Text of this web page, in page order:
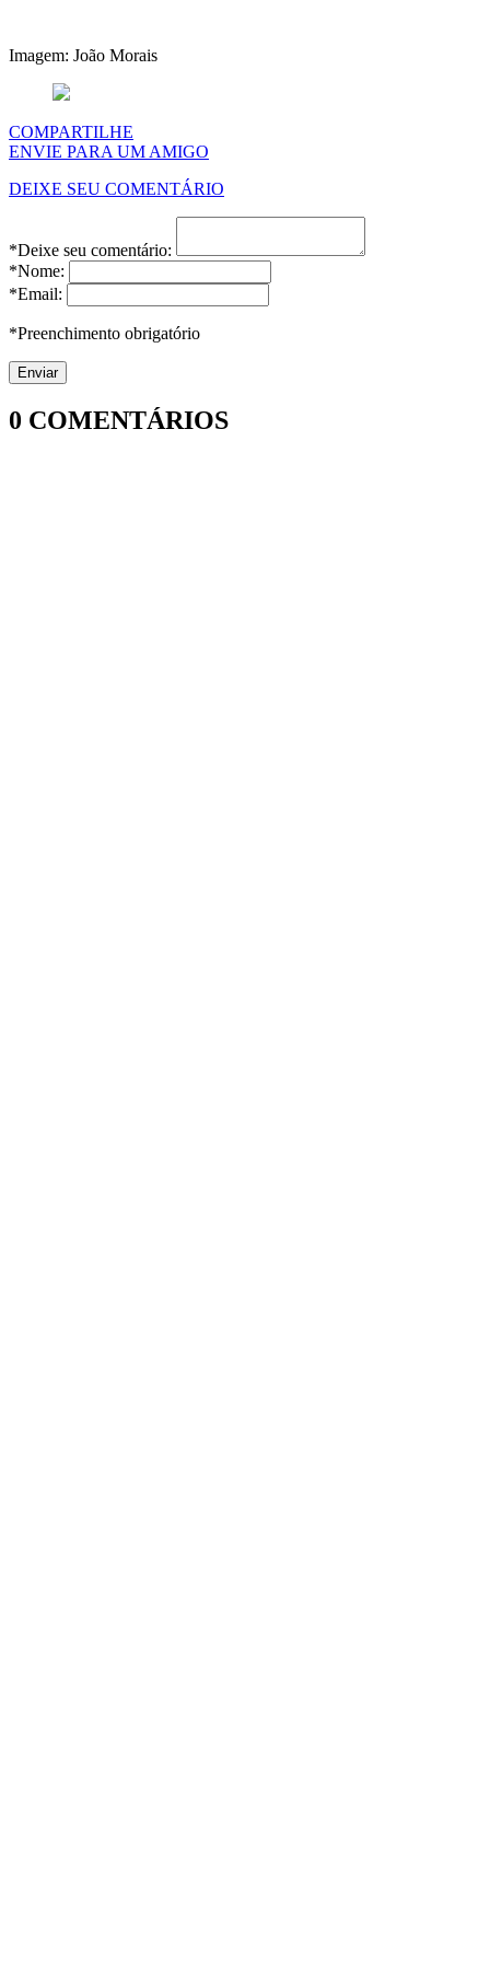
Imagem: João Morais
COMPARTILHE
ENVIE PARA UM AMIGO
DEIXE SEU COMENTÁRIO
*Deixe seu comentário:
*Nome:
*Email:
*Preenchimento obrigatório
0 COMENTÁRIOS